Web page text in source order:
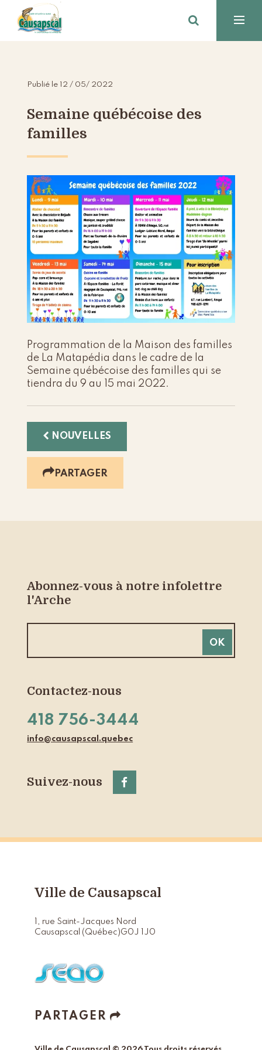
Publié le 12 / 05/ 2022
Semaine québécoise des
familles
Programmation de la Maison des familles
de La Matapédia dans le cadre de la
Semaine québécoise des familles qui se
tiendra du 9 au 15 mai 2022.
NOUVELLES
PARTAGER
Abonnez-vous à notre infolettre
l'Arche
Contactez-nous
418 756-3444
info@causapscal.quebec
Suivez-nous
Ville de Causapscal
1, rue Saint-Jacques Nord
Causapscal (Québec)G0J 1J0
PARTAGER